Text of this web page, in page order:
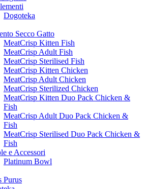
Dogoteka
Secco Gatto
MeatCrisp Kitten Fish
MeatCrisp Adult Fish
MeatCrisp Sterilised Fish
MeatCrisp Kitten Chicken
MeatCrisp Adult Chicken
MeatCrisp Sterilized Chicken
MeatCrisp Kitten Duo Pack Chicken &
Fish
MeatCrisp Adult Duo Pack Chicken &
Fish
MeatCrisp Sterilised Duo Pack Chicken &
Fish
e Accessori
Platinum Bowl
Purus